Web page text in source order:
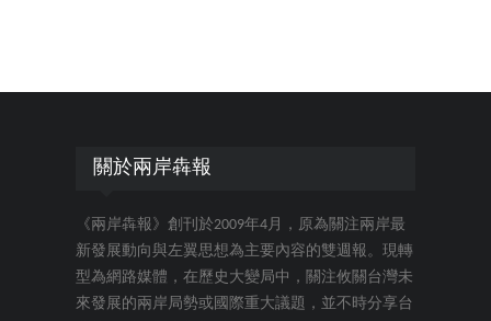
關於兩岸犇報
《兩岸犇報》創刊於2009年4月，原為關注兩岸最
新發展動向與左翼思想為主要內容的雙週報。現轉
型為網路媒體，在歷史大變局中，關注攸關台灣未
來發展的兩岸局勢或國際重大議題，並不時分享台